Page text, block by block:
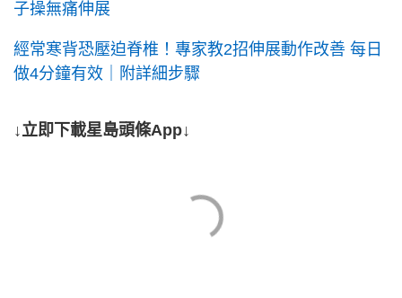
子操無痛伸展
經常寒背恐壓迫脊椎！專家教2招伸展動作改善 每日
做4分鐘有效｜附詳細步驟
↓立即下載星島頭條App↓